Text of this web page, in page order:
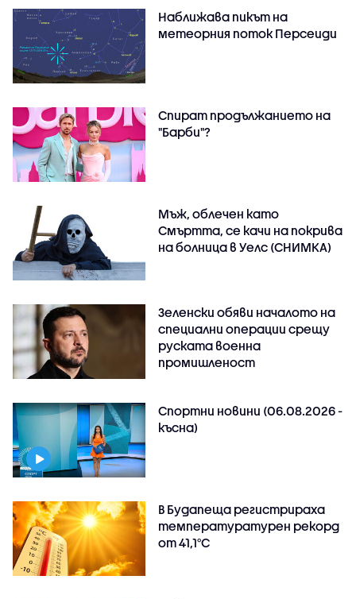
Наближава пикът на
метеорния поток Персеиди
Спират продължанието на
"Барби"?
Мъж, облечен като
Смъртта, се качи на покрива
на болница в Уелс (СНИМКА)
Зеленски обяви началото на
специални операции срещу
руската военна
промишленост
Спортни новини (06.08.2026 -
късна)
В Будапеща регистрираха
температуратурен рекорд
от 41,1°C